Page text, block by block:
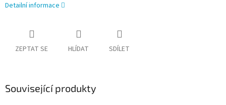
Detailní informace
ZEPTAT SE HLÍDAT SDÍLET
Související produkty